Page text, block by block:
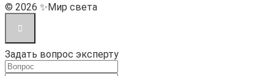
© 2026 ✨Мир света
Задать вопрос эксперту